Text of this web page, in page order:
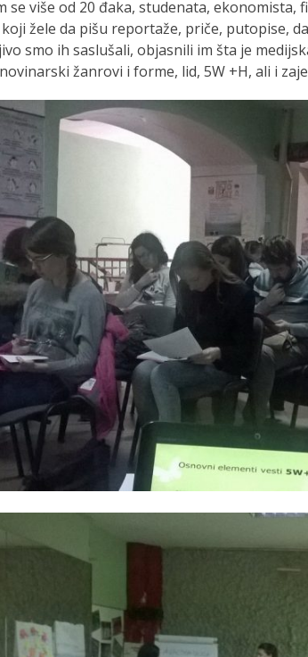
se više od 20 đaka, studenata,
žele da pišu reportaže, priče, putopise,
smo ih saslušali, objasnili im šta je
žanrovi i forme, lid, 5W +H, ali i